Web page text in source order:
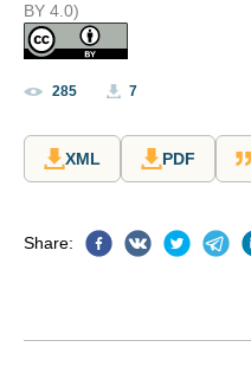
BY 4.0)
285 7
XML PDF
Share: